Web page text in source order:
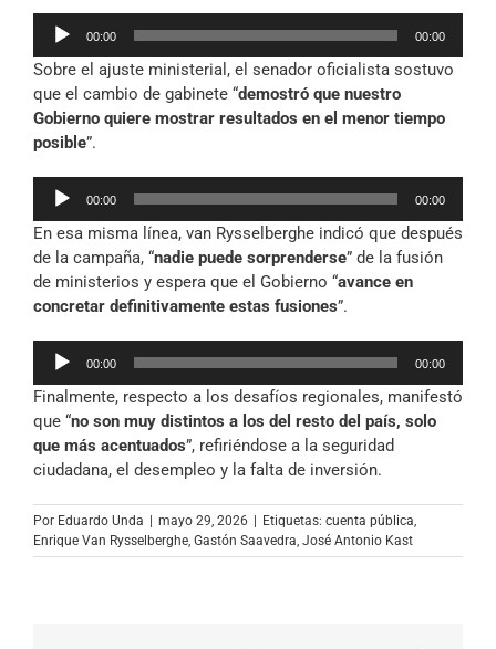
Reproductor
audio
00:00 00:00
Sobre el ajuste ministerial, el senador oficialista sostuvo
que el cambio de gabinete “demostró que nuestro
Gobierno quiere mostrar resultados en el menor tiempo
posible”.
Reproductor
audio
00:00 00:00
En esa misma línea, van Rysselberghe indicó que después
de la campaña, “nadie puede sorprenderse” de la fusión
de ministerios y espera que el Gobierno “avance en
concretar definitivamente estas fusiones”.
Reproductor
audio
00:00 00:00
Finalmente, respecto a los desafíos regionales, manifestó
que “no son muy distintos a los del resto del país, solo
que más acentuados”, refiriéndose a la seguridad
ciudadana, el desempleo y la falta de inversión.
Por Eduardo Unda mayo 29, 2026 Etiquetas: cuenta pública,
Enrique Van Rysselberghe, Gastón Saavedra, José Antonio Kast